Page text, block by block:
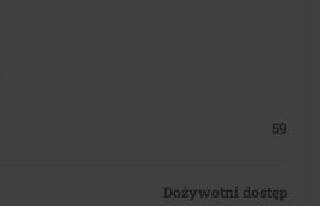
59
Dożywotni dostęp